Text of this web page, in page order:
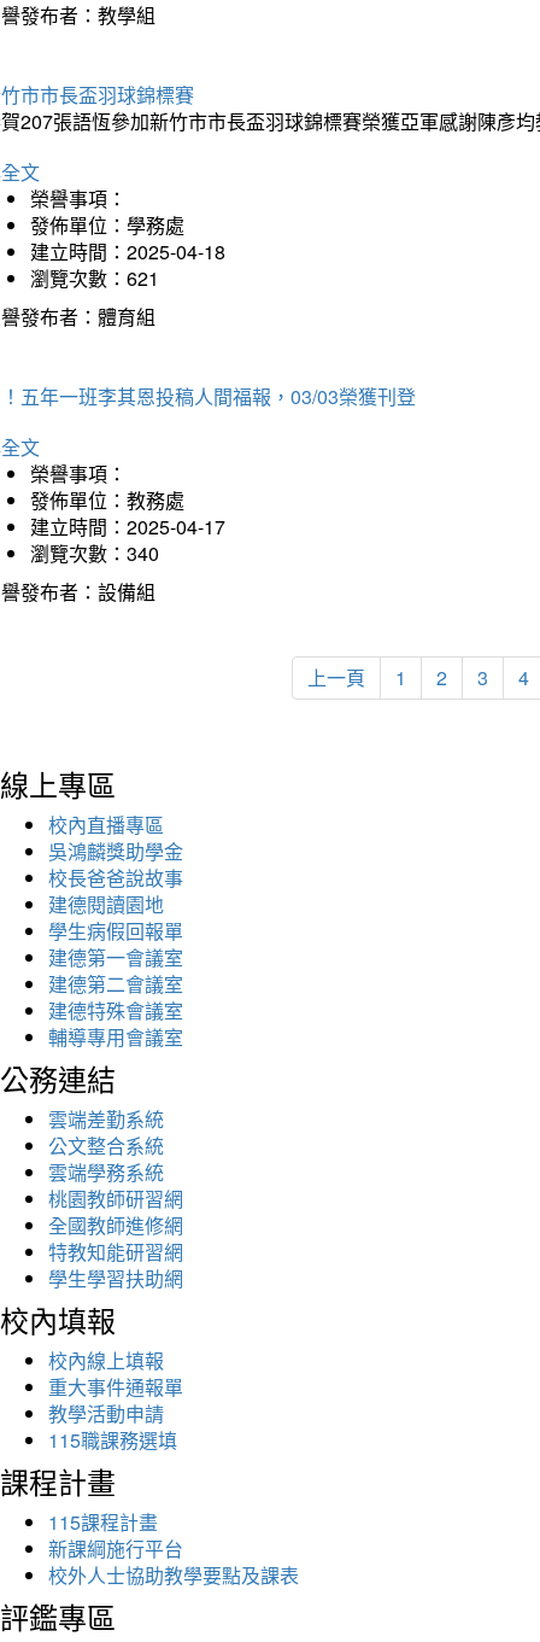
發布者：教學組
市市長盃羽球錦標賽
207張語恆參加新竹市市長盃羽球錦標賽榮獲亞軍感謝陳彥
文
榮譽事項：
發佈單位：學務處
建立時間：2025-04-18
瀏覽次數：621
發布者：體育組
五年一班李其恩投稿人間福報，03/03榮獲刊登
文
榮譽事項：
發佈單位：教務處
建立時間：2025-04-17
瀏覽次數：340
發布者：設備組
上一頁 1 2 3 4
線上專區
校內直播專區
吳鴻麟獎助學金
校長爸爸說故事
建德閱讀園地
學生病假回報單
建德第一會議室
建德第二會議室
建德特殊會議室
輔導專用會議室
公務連結
雲端差勤系統
公文整合系統
雲端學務系統
桃園教師研習網
全國教師進修網
特教知能研習網
學生學習扶助網
校內填報
校內線上填報
重大事件通報單
教學活動申請
115職課務選填
課程計畫
115課程計畫
新課綱施行平台
校外人士協助教學要點及課表
評鑑專區